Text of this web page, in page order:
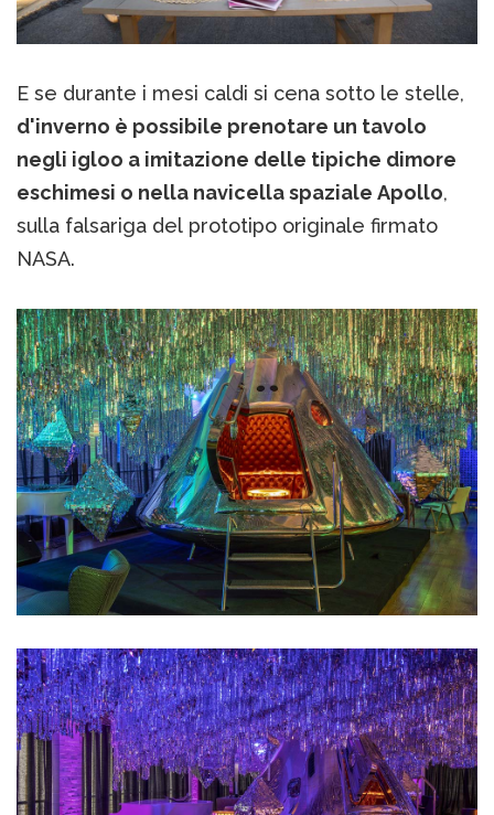
E se durante i mesi caldi si cena sotto le stelle,
d'inverno è possibile prenotare un tavolo
negli igloo a imitazione delle tipiche dimore
eschimesi o nella navicella spaziale Apollo,
sulla falsariga del prototipo originale firmato
NASA.